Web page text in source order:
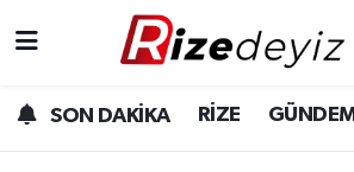
SON DAKİKA RİZE
Gündem
Rize Hava Durumu